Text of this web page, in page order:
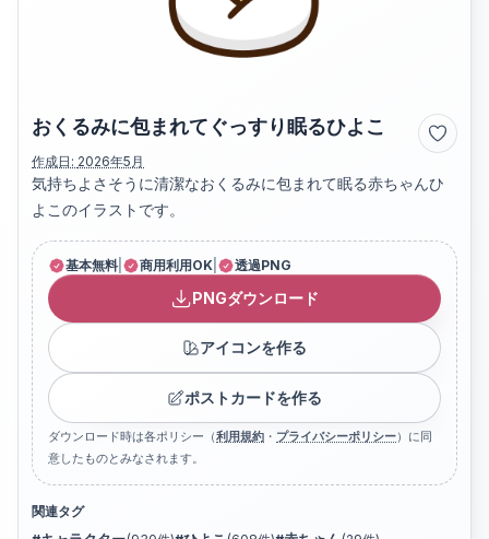
おくるみに包まれてぐっすり眠るひよこ
作成日: 2026年5月
気持ちよさそうに清潔なおくるみに包まれて眠る赤ちゃんひ
よこのイラストです。
基本無料 商用利用OK 透過PNG
PNGダウンロード
アイコンを作る
ポストカードを作る
ダウンロード時は各ポリシー（利用規約 ・ プライバシーポリシー）に同
意したものとみなされます。
関連タグ